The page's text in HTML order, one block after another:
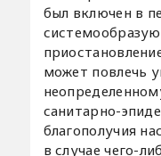
был включен в
может повлечь
санитарно-
благополучия
в случае чего-